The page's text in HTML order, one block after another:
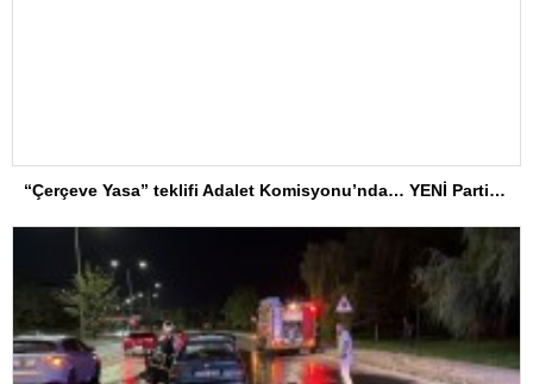
“Çerçeve Yasa” teklifi Adalet Komisyonu’nda… YENİ Partili Tanrıkulu: Bir insana ‘Silahını bırak, ülkene dön, siyasal ve toplumsal hayata katıl’ diyorsanız, o insan kapıdan içeri girdiğinde başına ne geleceğini bilmelidir